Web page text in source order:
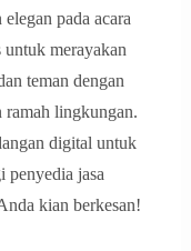
pada acara
merayakan
teman dengan
ramah lingkungan.
digital untuk
penyedia jasa
kian berkesan!